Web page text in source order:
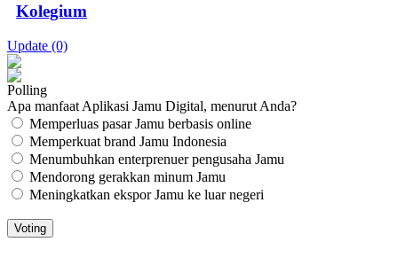
Kolegium
Update (0)
Polling
Apa manfaat Aplikasi Jamu Digital, menurut Anda?
Memperluas pasar Jamu berbasis online
Memperkuat brand Jamu Indonesia
Menumbuhkan enterprenuer pengusaha Jamu
Mendorong gerakkan minum Jamu
Meningkatkan ekspor Jamu ke luar negeri